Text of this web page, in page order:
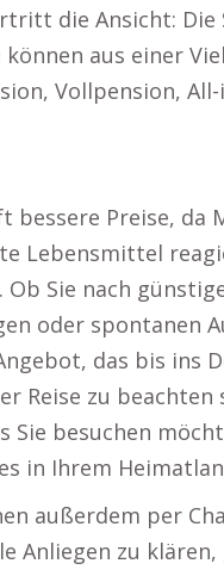
die Ansicht:
aus einer
Vollpension,
bessere Preise,
Lebensmittel
Sie nach
oder spontanen
das bis ins
Reise zu
Sie besuchen
in Ihrem
außerdem per
Anliegen zu